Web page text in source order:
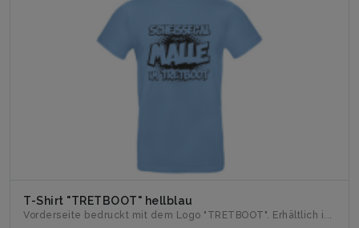
T-Shirt "TRETBOOT" hellblau
Vorderseite bedruckt mit dem Logo "TRETBOOT". Erhältlich i...